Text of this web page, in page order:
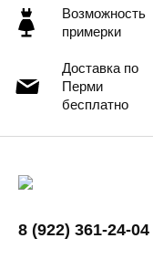
Возможность
примерки
Доставка по
Перми
бесплатно
8 (922) 361-24-04